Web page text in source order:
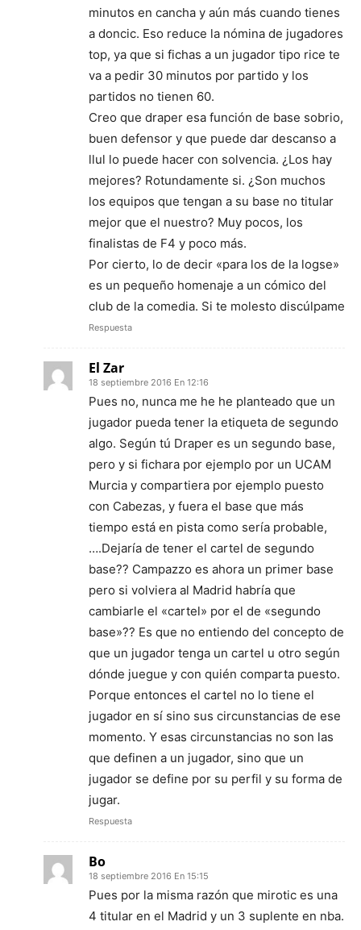
minutos en cancha y aún más cuando tienes
a doncic. Eso reduce la nómina de jugadores
top, ya que si fichas a un jugador tipo rice te
va a pedir 30 minutos por partido y los
partidos no tienen 60.
Creo que draper esa función de base sobrio,
buen defensor y que puede dar descanso a
llul lo puede hacer con solvencia. ¿Los hay
mejores? Rotundamente si. ¿Son muchos
los equipos que tengan a su base no titular
mejor que el nuestro? Muy pocos, los
finalistas de F4 y poco más.
Por cierto, lo de decir «para los de la logse»
es un pequeño homenaje a un cómico del
club de la comedia. Si te molesto discúlpame
Respuesta
El Zar
18 septiembre 2016 En 12:16
Pues no, nunca me he he planteado que un
jugador pueda tener la etiqueta de segundo
algo. Según tú Draper es un segundo base,
pero y si fichara por ejemplo por un UCAM
Murcia y compartiera por ejemplo puesto
con Cabezas, y fuera el base que más
tiempo está en pista como sería probable,
….Dejaría de tener el cartel de segundo
base?? Campazzo es ahora un primer base
pero si volviera al Madrid habría que
cambiarle el «cartel» por el de «segundo
base»?? Es que no entiendo del concepto de
que un jugador tenga un cartel u otro según
dónde juegue y con quién comparta puesto.
Porque entonces el cartel no lo tiene el
jugador en sí sino sus circunstancias de ese
momento. Y esas circunstancias no son las
que definen a un jugador, sino que un
jugador se define por su perfil y su forma de
jugar.
Respuesta
Bo
18 septiembre 2016 En 15:15
Pues por la misma razón que mirotic es una
4 titular en el Madrid y un 3 suplente en nba.